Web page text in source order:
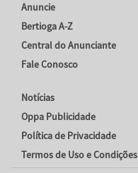
Anuncie
Bertioga A-Z
Central do Anunciante
Fale Conosco
Notícias
Oppa Publicidade
Política de Privacidade
Termos de Uso e Condições